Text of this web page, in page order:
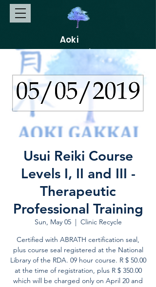
Aoki
Gakkai
Usui Reiki Course
Levels I, II and III -
Therapeutic
Professional Training
Sun, May 05
  |
Clinic Recycle
Certified with ABRATH certification seal,
plus course seal registered at the National
Library of the RDA. 09 hour course. R $ 50.00
at the time of registration, plus R $ 350.00
which will be charged only on April 20 and